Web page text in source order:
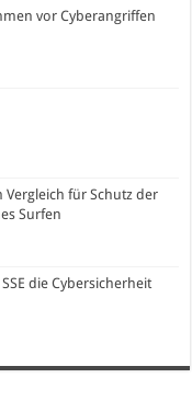
vor Cyberangriffen
Vergleich für Schutz der
Surfen
die Cybersicherheit